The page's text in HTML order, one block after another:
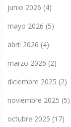
junio 2026 (4)
mayo 2026 (5)
abril 2026 (4)
marzo 2026 (2)
diciembre 2025 (2)
noviembre 2025 (5)
octubre 2025 (17)